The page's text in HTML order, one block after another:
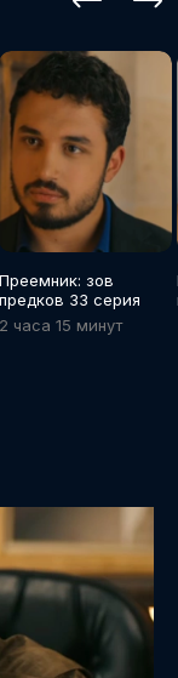
Преемник: зов
предков 33 серия
2 часа 15 минут